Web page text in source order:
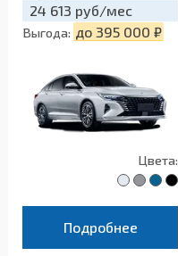
24 613 руб/мес
Выгода: до 395 000 ₽
Цвета:
Подробнее